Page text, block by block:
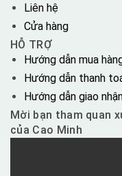
Liên hệ
Cửa hàng
HỖ TRỢ
Hướng dẫn mua
Hướng dẫn thanh
Hướng dẫn giao
Mời bạn tham quan
của Cao Minh